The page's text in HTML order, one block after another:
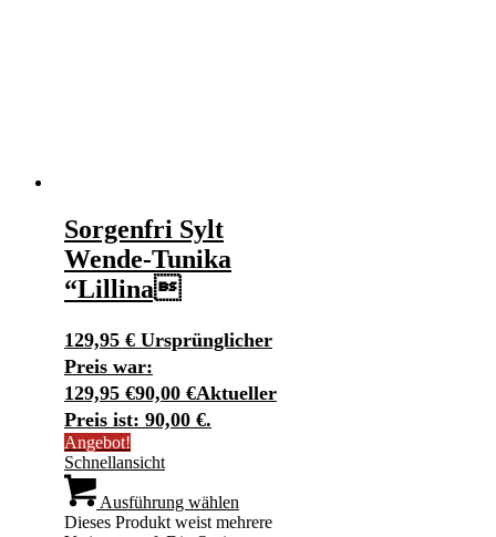
Sorgenfri Sylt
Wende-Tunika
“Lillina
129,95 € Ursprünglicher
Preis war:
129,95 €90,00 €Aktueller
Preis ist: 90,00 €.
Angebot!
Schnellansicht
Ausführung wählen
Dieses Produkt weist mehrere